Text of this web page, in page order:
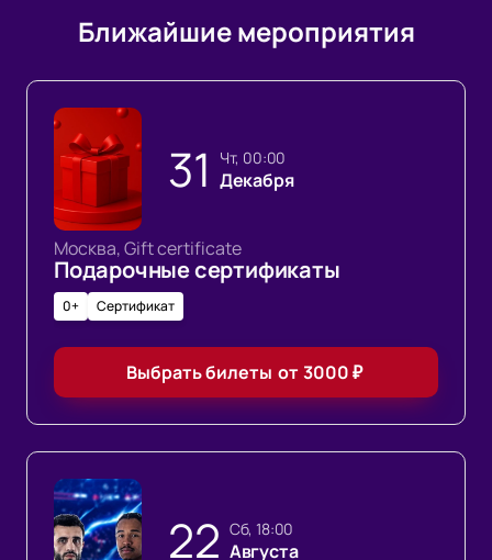
Ближайшие мероприятия
31 чт, 00:00
Декабря
Москва, Gift certificate
Подарочные сертификаты
0+ Сертификат
Выбрать билеты от 3000₽
22 сб, 18:00
Августа